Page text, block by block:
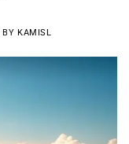
BYKAMISL